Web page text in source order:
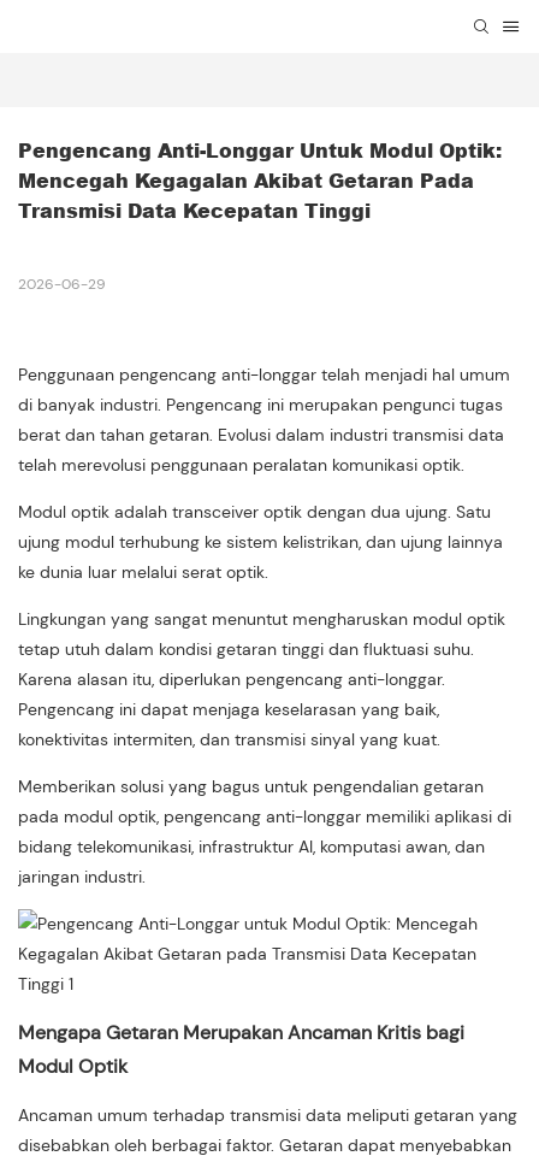
Pengencang Anti-Longgar Untuk Modul Optik:
Mencegah Kegagalan Akibat Getaran Pada
Transmisi Data Kecepatan Tinggi
2026-06-29
Penggunaan pengencang anti-longgar telah menjadi hal umum
di banyak industri. Pengencang ini merupakan pengunci tugas
berat dan tahan getaran. Evolusi dalam industri transmisi data
telah merevolusi penggunaan peralatan komunikasi optik.
Modul optik adalah transceiver optik dengan dua ujung. Satu
ujung modul terhubung ke sistem kelistrikan, dan ujung lainnya
ke dunia luar melalui serat optik.
Lingkungan yang sangat menuntut mengharuskan modul optik
tetap utuh dalam kondisi getaran tinggi dan fluktuasi suhu.
Karena alasan itu, diperlukan pengencang anti-longgar.
Pengencang ini dapat menjaga keselarasan yang baik,
konektivitas intermiten, dan transmisi sinyal yang kuat.
Memberikan solusi yang bagus untuk pengendalian getaran
pada modul optik, pengencang anti-longgar memiliki aplikasi di
bidang telekomunikasi, infrastruktur AI, komputasi awan, dan
jaringan industri.
Mengapa Getaran Merupakan Ancaman Kritis bagi
Modul Optik
Ancaman umum terhadap transmisi data meliputi getaran yang
disebabkan oleh berbagai faktor. Getaran dapat menyebabkan